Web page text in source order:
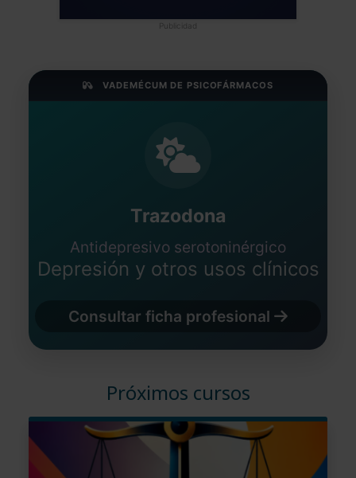
Publicidad
VADEMÉCUM DE PSICOFÁRMACOS
Trazodona
Antidepresivo serotoninérgico
Depresión y otros usos clínicos
Consultar ficha profesional
Próximos cursos